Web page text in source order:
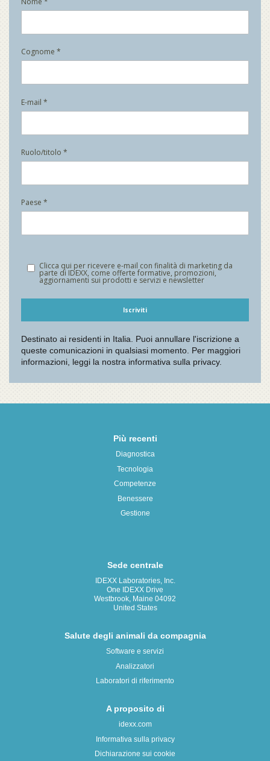
Più recenti
Diagnostica
Tecnologia
Competenze
Benessere
Gestione
Sede centrale
IDEXX Laboratories, Inc.
One IDEXX Drive
Westbrook, Maine 04092
United States
Salute degli animali da compagnia
Software e servizi
Analizzatori
Laboratori di riferimento
A proposito di
idexx.com
Informativa sulla privacy
Dichiarazione sui cookie